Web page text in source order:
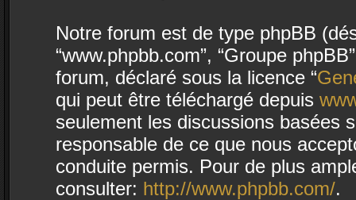
Notre forum est de type phpBB
“www.phpbb.com”, “Groupe
forum, déclaré sous la licence “
qui peut être téléchargé depuis
seulement les discussions basées
responsable de ce que nous
conduite permis. Pour de plus
consulter: http://www.phpbb.com/.